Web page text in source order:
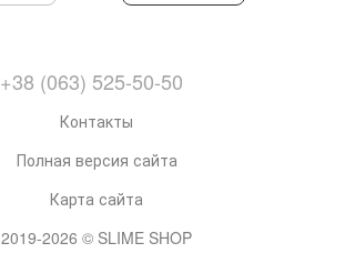
+38 (063) 525-50-50
Контакты
Полная версия сайта
Карта сайта
2019-2026 © SLIME SHOP